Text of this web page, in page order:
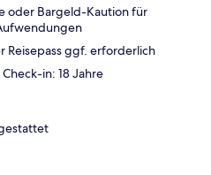
oder Bargeld-Kaution für
Reisepass ggf. erforderlich
in: 18 Jahre